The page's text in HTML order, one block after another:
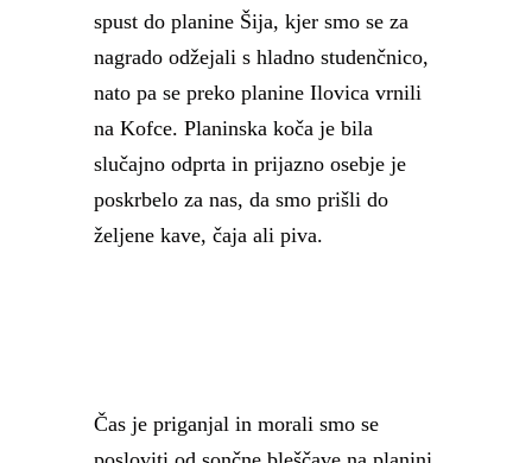
spust do planine Šija, kjer smo se za
nagrado odžejali s hladno studenčnico,
nato pa se preko planine Ilovica vrnili
na Kofce. Planinska koča je bila
slučajno odprta in prijazno osebje je
poskrbelo za nas, da smo prišli do
željene kave, čaja ali piva.
Čas je priganjal in morali smo se